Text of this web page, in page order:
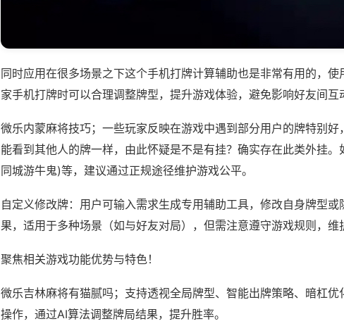
同时应用在很多场景之下这个手机打牌计算辅助也是非常有用的，
家手机打牌时可以合理调整牌型，提升游戏体验，避免影响好友间互
微乐内蒙麻将技巧；一些玩家反映在游戏中遇到部分用户的牌特别
能看到其他人的牌一样，由此怀疑是不是有挂？确实存在此类外挂。
同城游牛鬼)等，建议通过正规途径维护游戏公平。
自定义修改牌：用户可输入需求生成专用辅助工具，修改自身牌型或
果，适用于多种场景（如与好友对局），但需注意遵守游戏规则，维
聚焦相关游戏功能优势与特色！
微乐吉林麻将有猫腻吗；支持透视全局牌型、智能出牌策略、暗杠
操作，通过AI算法调整牌局结果，提升胜率。